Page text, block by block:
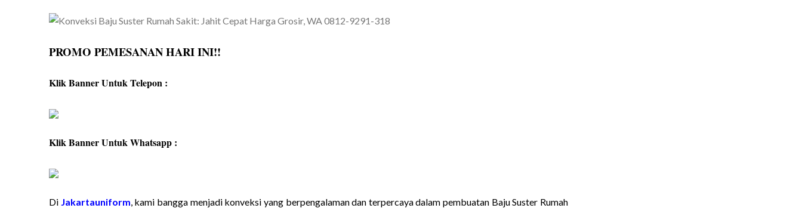
PROMO PEMESANAN HARI INI!!
Klik Banner Untuk Telepon :
Klik Banner Untuk Whatsapp :
Di Jakartauniform, kami bangga menjadi konveksi yang berpengalaman dan terpercaya dalam pembuatan Baju Suster Rumah